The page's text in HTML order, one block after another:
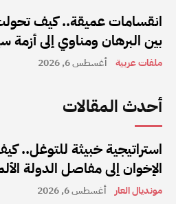
انقسامات عميقة.. كيف تحولت
بين البرهان ومناوي إلى
ملفات عربية أغسطس 6, 2026
أحدث المقالات
استراتيجية خبيثة للتوغل..
الإخوان إلى مفاصل الدولة
مونديال العار أغسطس 6, 2026